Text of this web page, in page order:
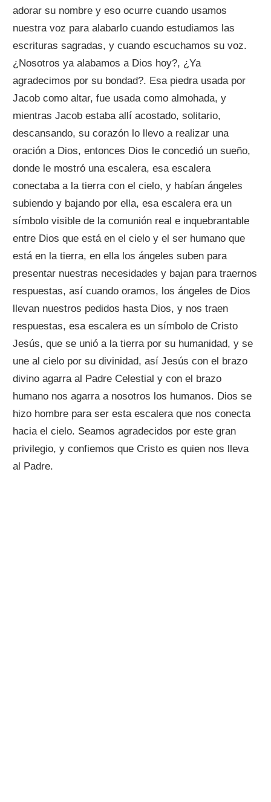
adorar su nombre y eso ocurre cuando usamos
nuestra voz para alabarlo cuando estudiamos las
escrituras sagradas, y cuando escuchamos su voz.
¿Nosotros ya alabamos a Dios hoy?, ¿Ya
agradecimos por su bondad?. Esa piedra usada por
Jacob como altar, fue usada como almohada, y
mientras Jacob estaba allí acostado, solitario,
descansando, su corazón lo llevo a realizar una
oración a Dios, entonces Dios le concedió un sueño,
donde le mostró una escalera, esa escalera
conectaba a la tierra con el cielo, y habían ángeles
subiendo y bajando por ella, esa escalera era un
símbolo visible de la comunión real e inquebrantable
entre Dios que está en el cielo y el ser humano que
está en la tierra, en ella los ángeles suben para
presentar nuestras necesidades y bajan para traernos
respuestas, así cuando oramos, los ángeles de Dios
llevan nuestros pedidos hasta Dios, y nos traen
respuestas, esa escalera es un símbolo de Cristo
Jesús, que se unió a la tierra por su humanidad, y se
une al cielo por su divinidad, así Jesús con el brazo
divino agarra al Padre Celestial y con el brazo
humano nos agarra a nosotros los humanos. Dios se
hizo hombre para ser esta escalera que nos conecta
hacia el cielo. Seamos agradecidos por este gran
privilegio, y confiemos que Cristo es quien nos lleva
al Padre.